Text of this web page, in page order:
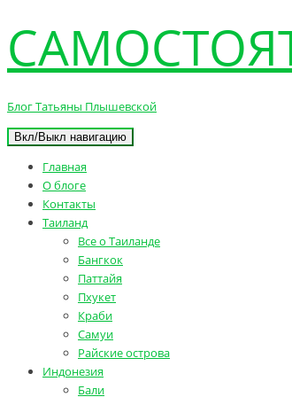
Блог Татьяны Плышевской
Вкл/Выкл навигацию
Главная
О блоге
Контакты
Таиланд
Все о Таиланде
Бангкок
Паттайя
Пхукет
Краби
Самуи
Райские острова
Индонезия
Бали